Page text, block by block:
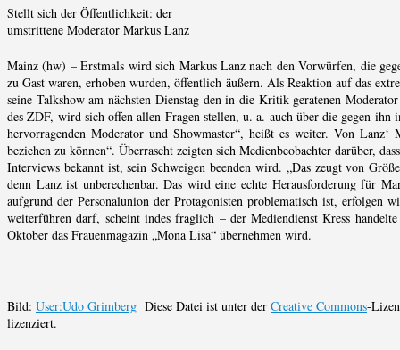
Stellt sich der Öffentlichkeit: der
umstrittene Moderator Markus Lanz
Mainz (hw) – Erstmals wird sich Markus Lanz nach den Vorwürfen, die
zu Gast waren, erhoben wurden, öffentlich äußern. Als Reaktion auf das
seine Talkshow am nächsten Dienstag den in die Kritik geratenen
des ZDF, wird sich offen allen Fragen stellen, u. a. auch über die gegen
hervorragenden Moderator und Showmaster“, heißt es weiter. Von
beziehen zu können“. Überrascht zeigten sich Medienbeobachter darüber,
Interviews bekannt ist, sein Schweigen beenden wird. „Das zeugt von
denn Lanz ist unberechenbar. Das wird eine echte Herausforderung für
aufgrund der Personalunion der Protagonisten problematisch ist,
weiterführen darf, scheint indes fraglich – der Mediendienst Kress
Oktober das Frauenmagazin „Mona Lisa“ übernehmen wird.
Bild: User:Udo Grimberg Diese Datei ist unter der Creative Commons-
lizenziert.